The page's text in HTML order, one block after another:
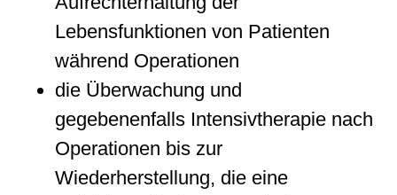
Lebensfunktionen von Patienten
während Operationen
die Überwachung und
gegebenenfalls Intensivtherapie nach
Operationen bis zur
Wiederherstellung, die eine